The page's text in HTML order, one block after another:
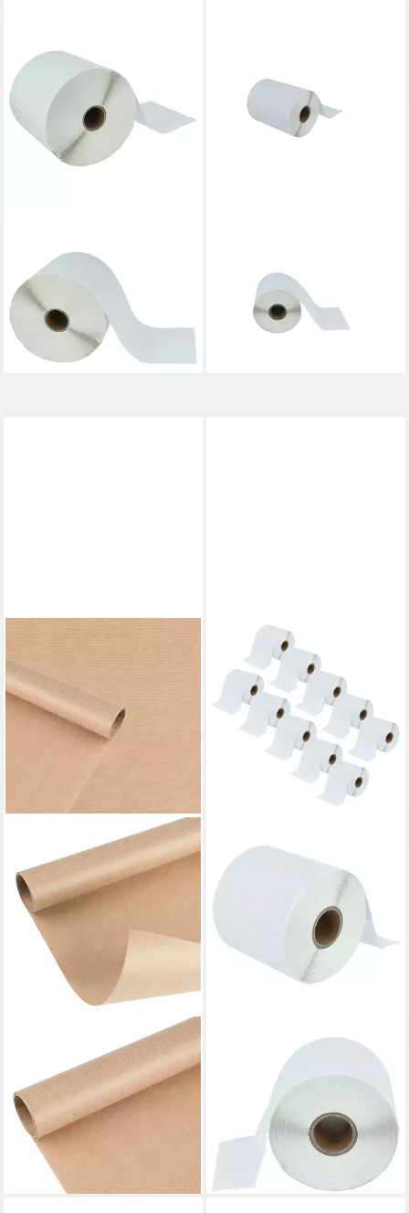
Zebra TLP2242, LP2844,
S4M, LP2642, GX430t,
LP2242, LP2742, Wetterfest
112,99 €
lieferbar - in 3-4 Werktagen bei dir
Zebra TLP2642, TLP2242,
LP2844, S4M, TLP2844-Z,
TLP2844, Wetterfest
Geschenkpapier 1 Rolle
Geschenkpapier gestreift
Dekopapier
Verpackungspapier, natur
3,09 €
(1,98 €/ 1 qm)
lieferbar - in 3-4 Werktagen bei dir
Etikettenpapier passend für
Zebra TLP3842, Z600,
TLP3742, Z400, Z4M,
TLP2844-Z, Wetterfest
68,99 €
lieferbar - in 3-4 Werktagen bei dir